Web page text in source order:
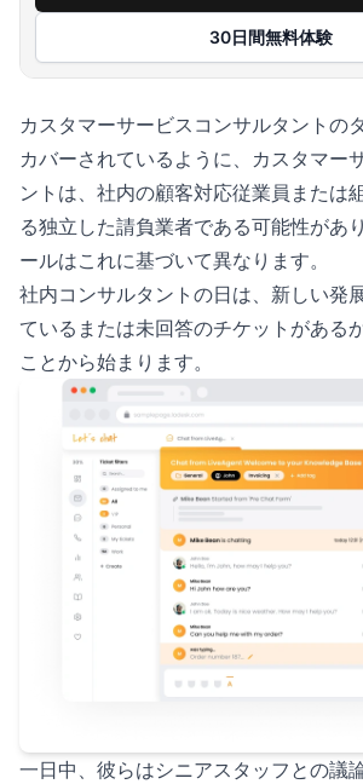
30日間無料体験
カスタマーサービスコンサルタントの
カバーされているように、カスタマー
ントは、社内の顧客対応従業員または
る独立した請負業者である可能性があ
ールはこれに基づいて異なります。
社内コンサルタントの日は、新しい発
ているまたは未回答のチケットがある
ことから始まります。
一日中、彼らはシニアスタッフとの議